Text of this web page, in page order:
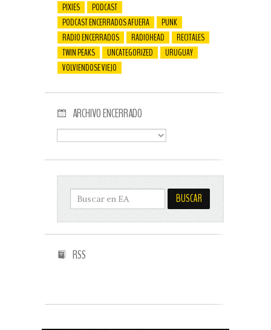
PIXIES
PODCAST
PODCAST ENCERRADOS AFUERA
PUNK
RADIO ENCERRADOS
RADIOHEAD
RECITALES
TWIN PEAKS
UNCATEGORIZED
URUGUAY
VOLVIENDOSE VIEJO
ARCHIVO ENCERRADO
RSS